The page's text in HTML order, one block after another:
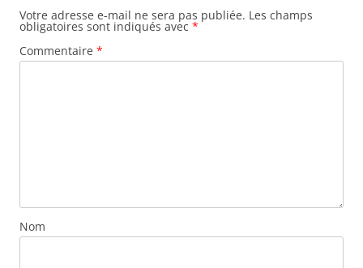
Votre adresse e-mail ne sera pas publiée. Les champs
obligatoires sont indiqués avec *
Commentaire *
Nom